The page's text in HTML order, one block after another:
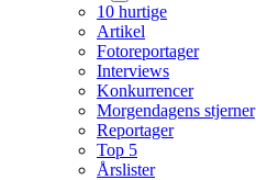
10 hurtige
Artikel
Fotoreportager
Interviews
Konkurrencer
Morgendagens stjerner
Reportager
Top 5
Årslister